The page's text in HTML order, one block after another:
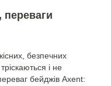
переваги
безпечних
і не
бейджів Axent: